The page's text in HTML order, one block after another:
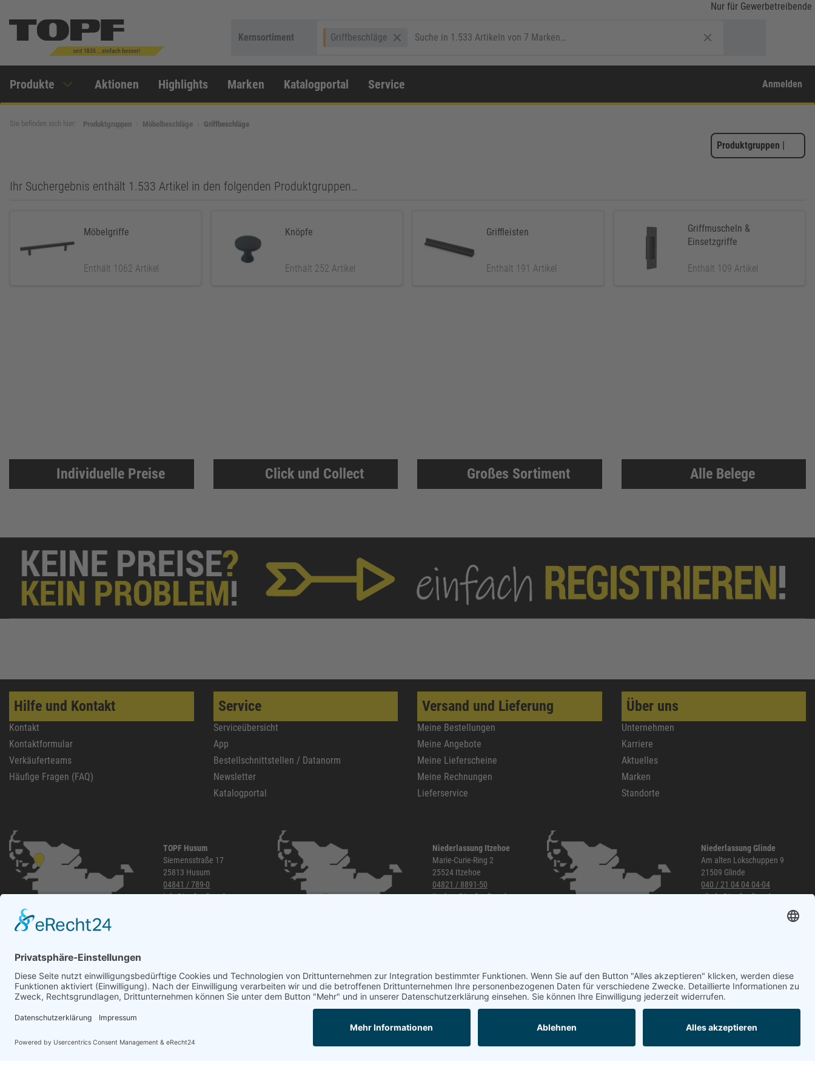
Nur für Gewerbetreibende
Kernsortiment Griffbeschläge
Produkte Aktionen Highlights Marken Katalogportal Service Anmelden
Sie befinden sich hier: Produktgruppen Möbelbeschläge Griffbeschläge
Produktgruppen |
Ihr Suchergebnis enthält 1.533 Artikel in den folgenden Produktgruppen…
Möbelgriffe
Enthält 1062 Artikel
Knöpfe
Enthält 252 Artikel
Griffleisten
Enthält 191 Artikel
Griffmuscheln &
Einsetzgriffe
Enthält 109 Artikel
Mail Anrufen
Individuelle Preise Click und Collect Großes Sortiment Alle Belege
Hilfe und Kontakt
Kontakt
Kontaktformular
Verkäuferteams
Häufige Fragen (FAQ)
Service
Serviceübersicht
App
Bestellschnittstellen / Datanorm
Newsletter
Katalogportal
Versand und Lieferung
Meine Bestellungen
Meine Angebote
Meine Lieferscheine
Meine Rechnungen
Lieferservice
Über uns
Unternehmen
Karriere
Aktuelles
Marken
Standorte
TOPF Husum
Siemensstraße 17
25813 Husum
04841 / 789-0
info@topf-online.de
Niederlassung Itzehoe
Marie-Curie-Ring 2
25524 Itzehoe
04821 / 8891-50
itzehoe@topf-online.de
Niederlassung Glinde
Am alten Lokschuppen 9
21509 Glinde
040 / 21 04 04 04-04
glinde@topf-online.de